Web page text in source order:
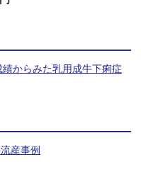
績からみた乳用成牛下痢症
産事例